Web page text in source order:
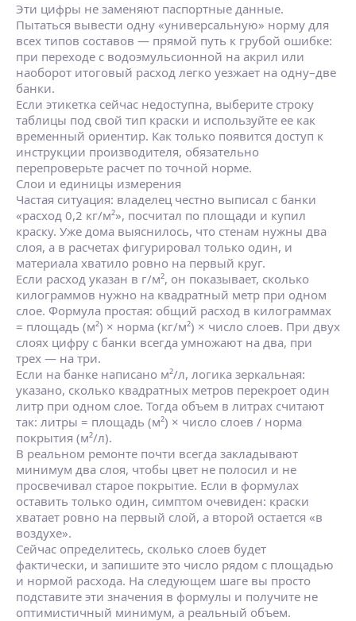
Эти цифры не заменяют паспортные данные.
Пытаться вывести одну «универсальную» норму для
всех типов составов — прямой путь к грубой ошибке:
при переходе с водоэмульсионной на акрил или
наоборот итоговый расход легко уезжает на одну–две
банки.
Если этикетка сейчас недоступна, выберите строку
таблицы под свой тип краски и используйте ее как
временный ориентир. Как только появится доступ к
инструкции производителя, обязательно
перепроверьте расчет по точной норме.
Слои и единицы измерения
Частая ситуация: владелец честно выписал с банки
«расход 0,2 кг/м²», посчитал по площади и купил
краску. Уже дома выяснилось, что стенам нужны два
слоя, а в расчетах фигурировал только один, и
материала хватило ровно на первый круг.
Если расход указан в г/м², он показывает, сколько
килограммов нужно на квадратный метр при одном
слое. Формула простая: общий расход в килограммах
= площадь (м²) × норма (кг/м²) × число слоев. При двух
слоях цифру с банки всегда умножают на два, при
трех — на три.
Если на банке написано м²/л, логика зеркальная:
указано, сколько квадратных метров перекроет один
литр при одном слое. Тогда объем в литрах считают
так: литры = площадь (м²) × число слоев / норма
покрытия (м²/л).
В реальном ремонте почти всегда закладывают
минимум два слоя, чтобы цвет не полосил и не
просвечивал старое покрытие. Если в формулах
оставить только один, симптом очевиден: краски
хватает ровно на первый слой, а второй остается «в
воздухе».
Сейчас определитесь, сколько слоев будет
фактически, и запишите это число рядом с площадью
и нормой расхода. На следующем шаге вы просто
подставите эти значения в формулы и получите не
оптимистичный минимум, а реальный объем.